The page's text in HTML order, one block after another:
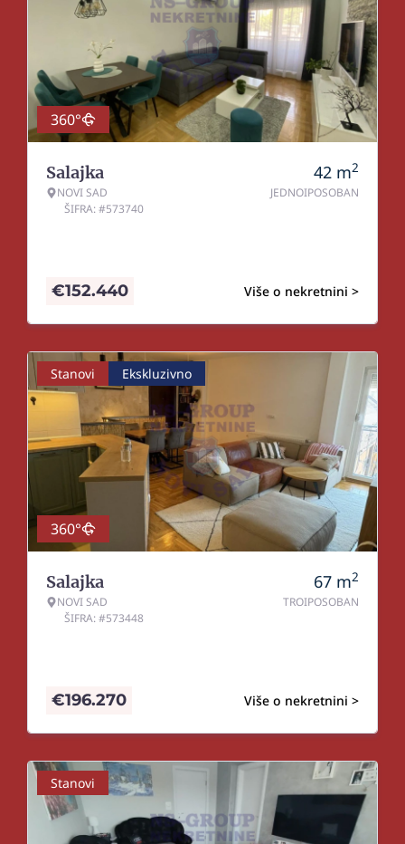
360°
Salajka
NOVI SAD
ŠIFRA: #573740
42 m2
JEDNOIPOSOBAN
Više o nekretnini >
€152.440
Stanovi Ekskluzivno
360°
Salajka
NOVI SAD
ŠIFRA: #573448
67 m2
TROIPOSOBAN
Više o nekretnini >
€196.270
Stanovi